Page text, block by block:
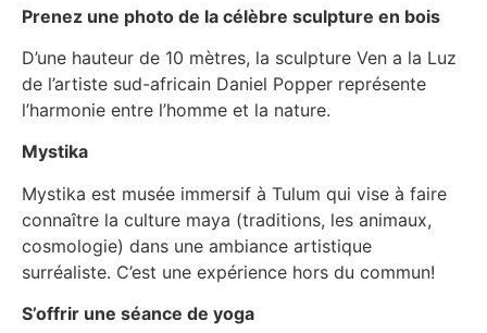
Prenez une photo de la célèbre sculpture en bois
D’une hauteur de 10 mètres, la sculpture Ven a la Luz
de l’artiste sud-africain Daniel Popper représente
l’harmonie entre l’homme et la nature.
Mystika
Mystika est musée immersif à Tulum qui vise à faire
connaître la culture maya (traditions, les animaux,
cosmologie) dans une ambiance artistique
surréaliste. C’est une expérience hors du commun!
S’offrir une séance de yoga